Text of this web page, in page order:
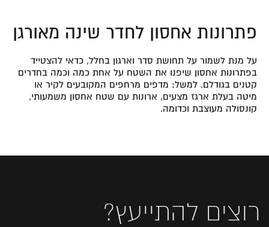
פתרונות אחסון לחדר שינה מאורגן
על מנת לשמור על תחושת סדר וארגון בחלל, כדאי להצטייד
בפתרונות אחסון שיפנו את השטח על אחת כמה וכמה בחדרים
קטנים בגודלם. למשל: מדפים מרחפים המקובעים לקיר או
מיטה בעלת ארגז מצעים, ארונות עם שטח אחסון משמעותי,
קונסולה מעוצבת וכדומה.
רוצים להתייעץ?